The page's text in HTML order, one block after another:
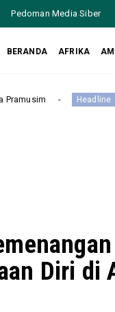
Pedoman Media Siber
BERANDA AFRIKA
Headline Chelsea
Diri di